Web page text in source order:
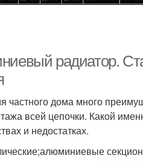
радиатор.
частного дома много
всей цепочки. Какой
и недостатках.